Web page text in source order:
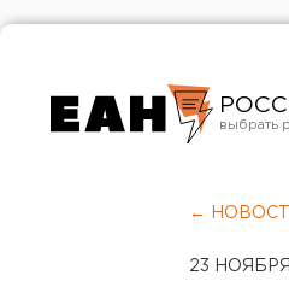
←
23 НОЯБРЯ